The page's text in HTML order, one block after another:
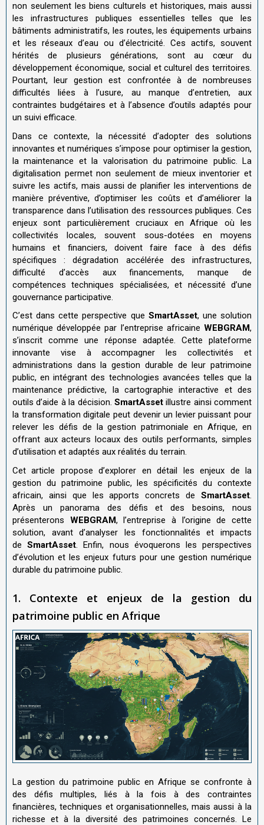
non seulement les biens culturels et historiques, mais aussi
les infrastructures publiques essentielles telles que les
bâtiments administratifs, les routes, les équipements urbains
et les réseaux d’eau ou d’électricité. Ces actifs, souvent
hérités de plusieurs générations, sont au cœur du
développement économique, social et culturel des territoires.
Pourtant, leur gestion est confrontée à de nombreuses
difficultés liées à l’usure, au manque d’entretien, aux
contraintes budgétaires et à l’absence d’outils adaptés pour
un suivi efficace.
Dans ce contexte, la nécessité d’adopter des solutions
innovantes et numériques s’impose pour optimiser la gestion,
la maintenance et la valorisation du patrimoine public. La
digitalisation permet non seulement de mieux inventorier et
suivre les actifs, mais aussi de planifier les interventions de
manière préventive, d’optimiser les coûts et d’améliorer la
transparence dans l’utilisation des ressources publiques. Ces
enjeux sont particulièrement cruciaux en Afrique où les
collectivités locales, souvent sous-dotées en moyens
humains et financiers, doivent faire face à des défis
spécifiques : dégradation accélérée des infrastructures,
difficulté d’accès aux financements, manque de
compétences techniques spécialisées, et nécessité d’une
gouvernance participative.
C’est dans cette perspective que SmartAsset, une solution
numérique développée par l’entreprise africaine WEBGRAM,
s’inscrit comme une réponse adaptée. Cette plateforme
innovante vise à accompagner les collectivités et
administrations dans la gestion durable de leur patrimoine
public, en intégrant des technologies avancées telles que la
maintenance prédictive, la cartographie interactive et des
outils d’aide à la décision. SmartAssetillustre ainsi comment
la transformation digitale peut devenir un levier puissant pour
relever les défis de la gestion patrimoniale en Afrique, en
offrant aux acteurs locaux des outils performants, simples
d’utilisation et adaptés aux réalités du terrain.
Cet article propose d’explorer en détail les enjeux de la
gestion du patrimoine public, les spécificités du contexte
africain, ainsi que les apports concrets de SmartAsset
Après un panorama des défis et des besoins, nous
présenterons WEBGRAM, l’entreprise à l’origine de cette
solution, avant d’analyser les fonctionnalités et impacts
deSmartAsset . Enfin, nous évoquerons les perspectives
d’évolution et les enjeux futurs pour une gestion numérique
durable du patrimoine public.
1. Contexte et enjeux de la gestion du
patrimoine public en Afrique
La gestion du patrimoine public en Afrique se confronte à
des défis multiples, liés à la fois à des contraintes
financières, techniques et organisationnelles, mais aussi à la
richesse et à la diversité des patrimoines concernés. Le